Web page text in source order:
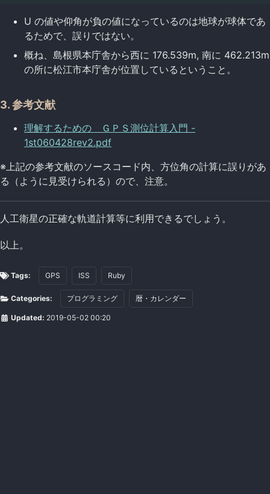
U の値や仰角が負の値になっているのは地球が球体であ
るためで、誤りではない。
概ね、島根県本庁舎から西に 176.539m, 南に 462.213m
の所に松江市本庁舎が位置しているということ。
3. 参考文献
理解するための ＧＰＳ測位計算入門 -
1st060428rev2.pdf
※上記の参考文献のソースコード内、方位角の計算に誤りがあ
る（ように見受けられる）ので、注意。
人工衛星の正確な軌道計算等に利用できるでしょう。
以上。
Tags: GPS ISS Ruby
Categories: プログラミング 暦・カレンダー
Updated: 2019-05-02 00:20